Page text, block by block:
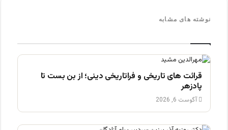
نوشته های مشابه
قرائت های تاریخی و فراتاریخی دینی؛ از بن بست تا
پادزهر
آگوست 6, 2026